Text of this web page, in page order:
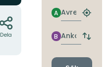
Dela
Avresa
A
Hitta
Ankomst
B
Byt
och